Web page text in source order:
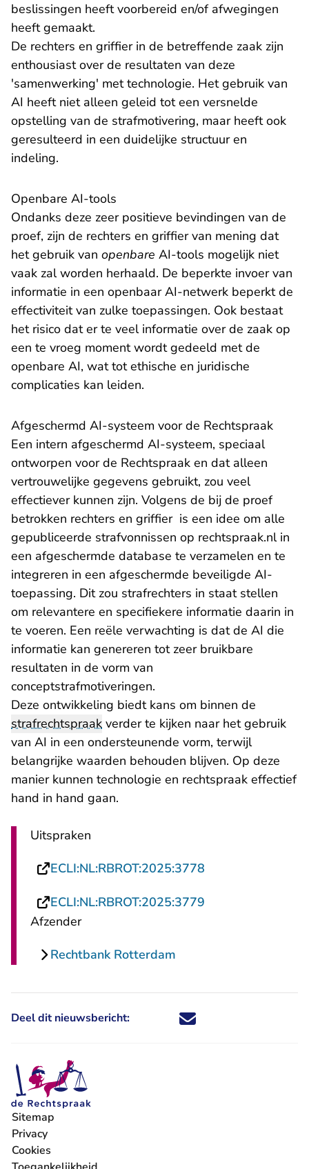
beslissingen heeft voorbereid en/of afwegingen
heeft gemaakt.
De rechters en griffier in de betreffende zaak zijn
enthousiast over de resultaten van deze
'samenwerking' met technologie. Het gebruik van
AI heeft niet alleen geleid tot een versnelde
opstelling van de strafmotivering, maar heeft ook
geresulteerd in een duidelijke structuur en
indeling.
Openbare AI-tools
Ondanks deze zeer positieve bevindingen van de
proef, zijn de rechters en griffier van mening dat
het gebruik van openbare AI-tools mogelijk niet
vaak zal worden herhaald. De beperkte invoer van
informatie in een openbaar AI-netwerk beperkt de
effectiviteit van zulke toepassingen. Ook bestaat
het risico dat er te veel informatie over de zaak op
een te vroeg moment wordt gedeeld met de
openbare AI, wat tot ethische en juridische
complicaties kan leiden.
Afgeschermd AI-systeem voor de Rechtspraak
Een intern afgeschermd AI-systeem, speciaal
ontworpen voor de Rechtspraak en dat alleen
vertrouwelijke gegevens gebruikt, zou veel
effectiever kunnen zijn. Volgens de bij de proef
betrokken rechters en griffier is een idee om alle
gepubliceerde strafvonnissen op rechtspraak.nl in
een afgeschermde database te verzamelen en te
integreren in een afgeschermde beveiligde AI-
toepassing. Dit zou strafrechters in staat stellen
om relevantere en specifiekere informatie daarin in
te voeren. Een reële verwachting is dat de AI die
informatie kan genereren tot zeer bruikbare
resultaten in de vorm van
conceptstrafmotiveringen.
Deze ontwikkeling biedt kans om binnen de
strafrechtspraak verder te kijken naar het gebruik
van AI in een ondersteunende vorm, terwijl
belangrijke waarden behouden blijven. Op deze
manier kunnen technologie en rechtspraak effectief
hand in hand gaan.
Uitspraken
ECLI:NL:RBROT:2025:3778
ECLI:NL:RBROT:2025:3779
Afzender
Rechtbank Rotterdam
Deel dit nieuwsbericht: Deel dit nieuwsbericht via X -
Deel dit nieuwsbericht via
Deel dit nieuwsbericht
Deel dit
Sitemap
Privacy
Cookies